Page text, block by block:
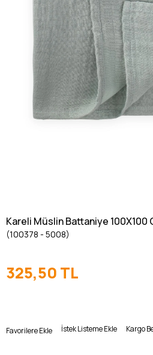
Kareli Müslin Battaniye 100X100
(100378 - 5008)
325,50 TL
Favorilere Ekle İstek Listeme Ekle Kargo